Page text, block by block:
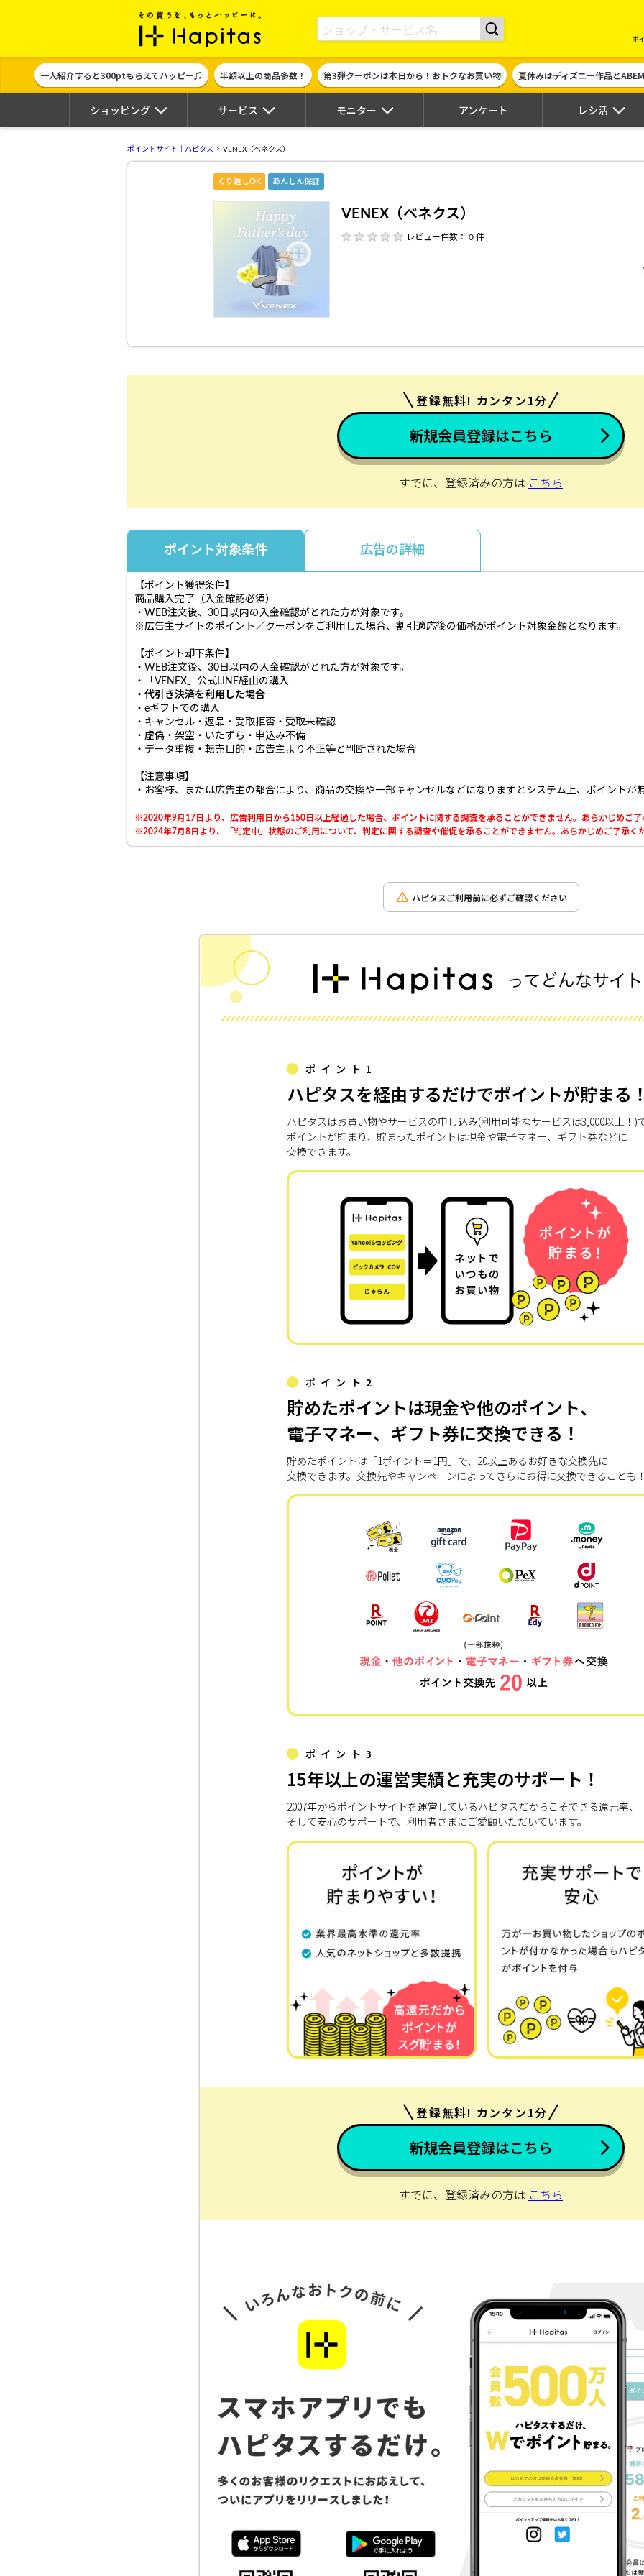
ポイント貯めて現金やギフト券に交換できるポイントサイト | ハピタス
ポ
一人紹介すると300ptもらえてハッピー♫ 半額以上の商品多数！ 第3弾クーポンは本日から！おトクなお買い物 夏休みはディズニー作品と
ショッピング サービス モニター アンケート レシ活
ポイントサイト｜ハピタス VENEX（ベネクス）
くり返しOK あんしん保証
VENEX（ベネクス）
レビュー件数： 0 件
登録無料! カンタン1分
新規会員登録はこちら
すでに、登録済みの方は こちら
ポイント対象条件 広告の詳細
【ポイント獲得条件】
商品購入完了（入金確認必須）
・WEB注文後、30日以内の入金確認がとれた方が対象です。
※広告主サイトのポイント／クーポンをご利用した場合、割引適応後の価格がポイント対象金額となります。
【ポイント却下条件】
・WEB注文後、30日以内の入金確認がとれた方が対象です。
・「VENEX」公式LINE経由の購入
・代引き決済を利用した場合
・eギフトでの購入
・キャンセル・返品・受取拒否・受取未確認
・虚偽・架空・いたずら・申込み不備
・データ重複・転売目的・広告主より不正等と判断された場合
【注意事項】
・お客様、または広告主の都合により、商品の交換や一部キャンセルなどになりますとシステム上、ポイントが
※2020年9月17日より、広告利用日から150日以上経過した場合、ポイントに関する調査を承ることができません。あらかじめご了
※2024年7月8日より、「判定中」状態のご利用について、判定に関する調査や催促を承ることができません。あらかじめご了承く
ハピタスご利用前に必ずご確認ください
ポイント1
ハピタスを経由するだけでポイントが貯まる
ハピタスはお買い物やサービスの申し込み(利用可能なサービスは3,000以上！)
ポイントが貯まり、貯まったポイントは現金や電子マネー、ギフト券などに
交換できます。
ポイント2
貯めたポイントは現金や他のポイント、
電子マネー、ギフト券に交換できる！
貯めたポイントは「1ポイント＝1円」で、20以上あるお好きな交換先に
交換できます。交換先やキャンペーンによってさらにお得に交換できることも
ポイント3
15年以上の運営実績と充実のサポート！
2007年からポイントサイトを運営しているハピタスだからこそできる還元率、
そして安心のサポートで、利用者さまにご愛顧いただいています。
登録無料! カンタン1分
新規会員登録はこちら
すでに、登録済みの方は こちら